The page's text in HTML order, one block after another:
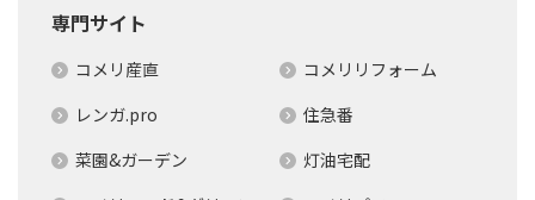
専門サイト
コメリ産直
コメリリフォーム
レンガ.pro
住急番
菜園&ガーデン
灯油宅配